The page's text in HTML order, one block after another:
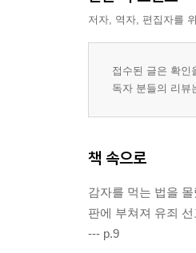
저자, 역자, 편집자를
접수된 글은 확인
독자 분들의 리뷰
책 속으로
감자를 먹는 법을
판에 부쳐져 유죄
--- p.9